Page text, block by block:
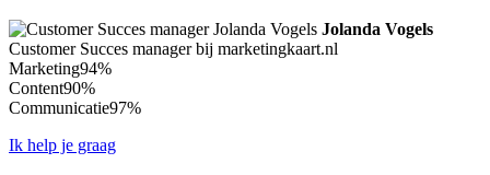
Jolanda Vogels
Customer Succes manager bij marketingkaart.nl
Marketing94%
Content90%
Communicatie97%
Ik help je graag